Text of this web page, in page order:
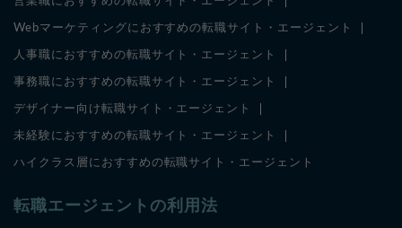
Webマーケティングにおすすめの転職サイト・エージェント
人事職におすすめの転職サイト・エージェント
事務職におすすめの転職サイト・エージェント
デザイナー向け転職サイト・エージェント
未経験におすすめの転職サイト・エージェント
ハイクラス層におすすめの転職サイト・エージェント
転職エージェントの利用法